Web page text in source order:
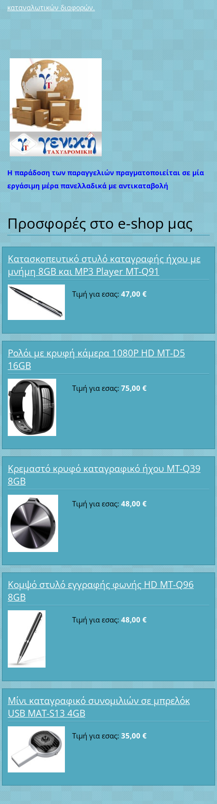
καταναλωτικών διαφορών.
Η παράδοση των παραγγελιών πραγματοποιείται σε μία
εργάσιμη μέρα πανελλαδικά με αντικαταβολή
Προσφορές στο e-shop μας
Κατασκοπευτικό στυλό καταγραφής ήχου με
μνήμη 8GB και MP3 Player MT-Q91
Τιμή για εσας: 47,00 €
Ρολόι με κρυφή κάμερα 1080P HD MT-D5
16GB
Τιμή για εσας: 75,00 €
Κρεμαστό κρυφό καταγραφικό ήχου MT-Q39
8GB
Τιμή για εσας: 48,00 €
Κομψό στυλό εγγραφής φωνής HD MT-Q96
8GB
Τιμή για εσας: 48,00 €
Μίνι καταγραφικό συνομιλιών σε μπρελόκ
USB MAT-S13 4GB
Τιμή για εσας: 35,00 €